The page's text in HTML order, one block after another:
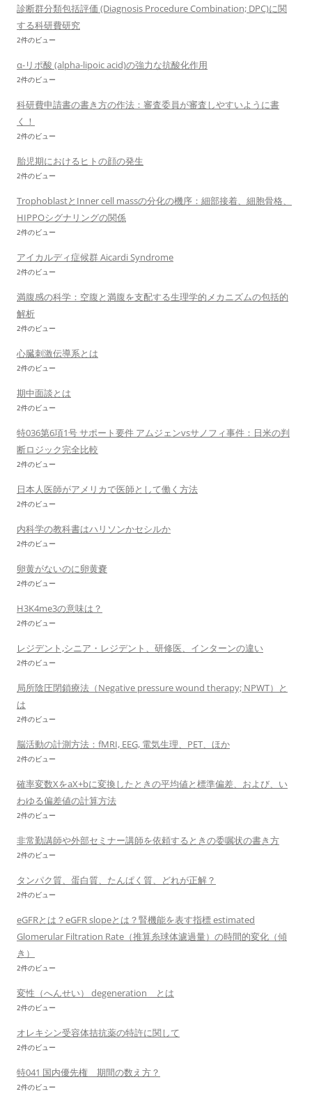
診断群分類包括評価 (Diagnosis Procedure Combination; DPC)に関
する科研費研究
2件のビュー
α-リポ酸 (alpha-lipoic acid)の強力な抗酸化作用
2件のビュー
科研費申請書の書き方の作法：審査委員が審査しやすいように書
く！
2件のビュー
胎児期におけるヒトの顔の発生
2件のビュー
TrophoblastとInner cell massの分化の機序：細部接着、細胞骨格、
HIPPOシグナリングの関係
2件のビュー
アイカルディ症候群 Aicardi Syndrome
2件のビュー
満腹感の科学：空腹と満腹を支配する生理学的メカニズムの包括的
解析
2件のビュー
心臓刺激伝導系とは
2件のビュー
期中面談とは
2件のビュー
特036第6項1号 サポート要件 アムジェンvsサノフィ事件：日米の判
断ロジック完全比較
2件のビュー
日本人医師がアメリカで医師として働く方法
2件のビュー
内科学の教科書はハリソンかセシルか
2件のビュー
卵黄がないのに卵黄嚢
2件のビュー
H3K4me3の意味は？
2件のビュー
レジデント,シニア・レジデント、研修医、インターンの違い
2件のビュー
局所陰圧閉鎖療法（Negative pressure wound therapy; NPWT）と
は
2件のビュー
脳活動の計測方法：fMRI, EEG, 電気生理、PET、ほか
2件のビュー
確率変数XをaX+bに変換したときの平均値と標準偏差、および、い
わゆる偏差値の計算方法
2件のビュー
非常勤講師や外部セミナー講師を依頼するときの委嘱状の書き方
2件のビュー
タンパク質、蛋白質、たんぱく質、どれが正解？
2件のビュー
eGFRとは？eGFR slopeとは？腎機能を表す指標 estimated
Glomerular Filtration Rate（推算糸球体濾過量）の時間的変化（傾
き）
2件のビュー
変性（へんせい） degeneration とは
2件のビュー
オレキシン受容体拮抗薬の特許に関して
2件のビュー
特041 国内優先権 期間の数え方？
2件のビュー